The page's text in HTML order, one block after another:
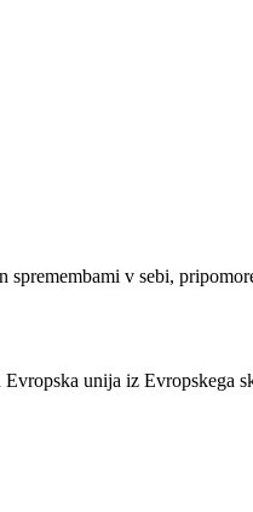
v sebi,
unija iz Evropskega